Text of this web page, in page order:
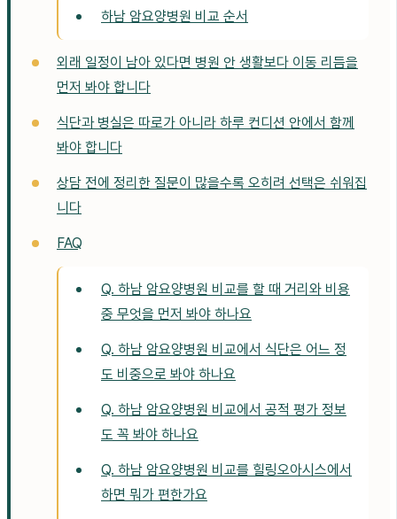
하남 암요양병원 비교 순서
외래 일정이 남아 있다면 병원 안 생활보다 이동 리듬을
먼저 봐야 합니다
식단과 병실은 따로가 아니라 하루 컨디션 안에서 함께
봐야 합니다
상담 전에 정리한 질문이 많을수록 오히려 선택은 쉬워집
니다
FAQ
Q. 하남 암요양병원 비교를 할 때 거리와 비용
중 무엇을 먼저 봐야 하나요
Q. 하남 암요양병원 비교에서 식단은 어느 정
도 비중으로 봐야 하나요
Q. 하남 암요양병원 비교에서 공적 평가 정보
도 꼭 봐야 하나요
Q. 하남 암요양병원 비교를 힐링오아시스에서
하면 뭐가 편한가요